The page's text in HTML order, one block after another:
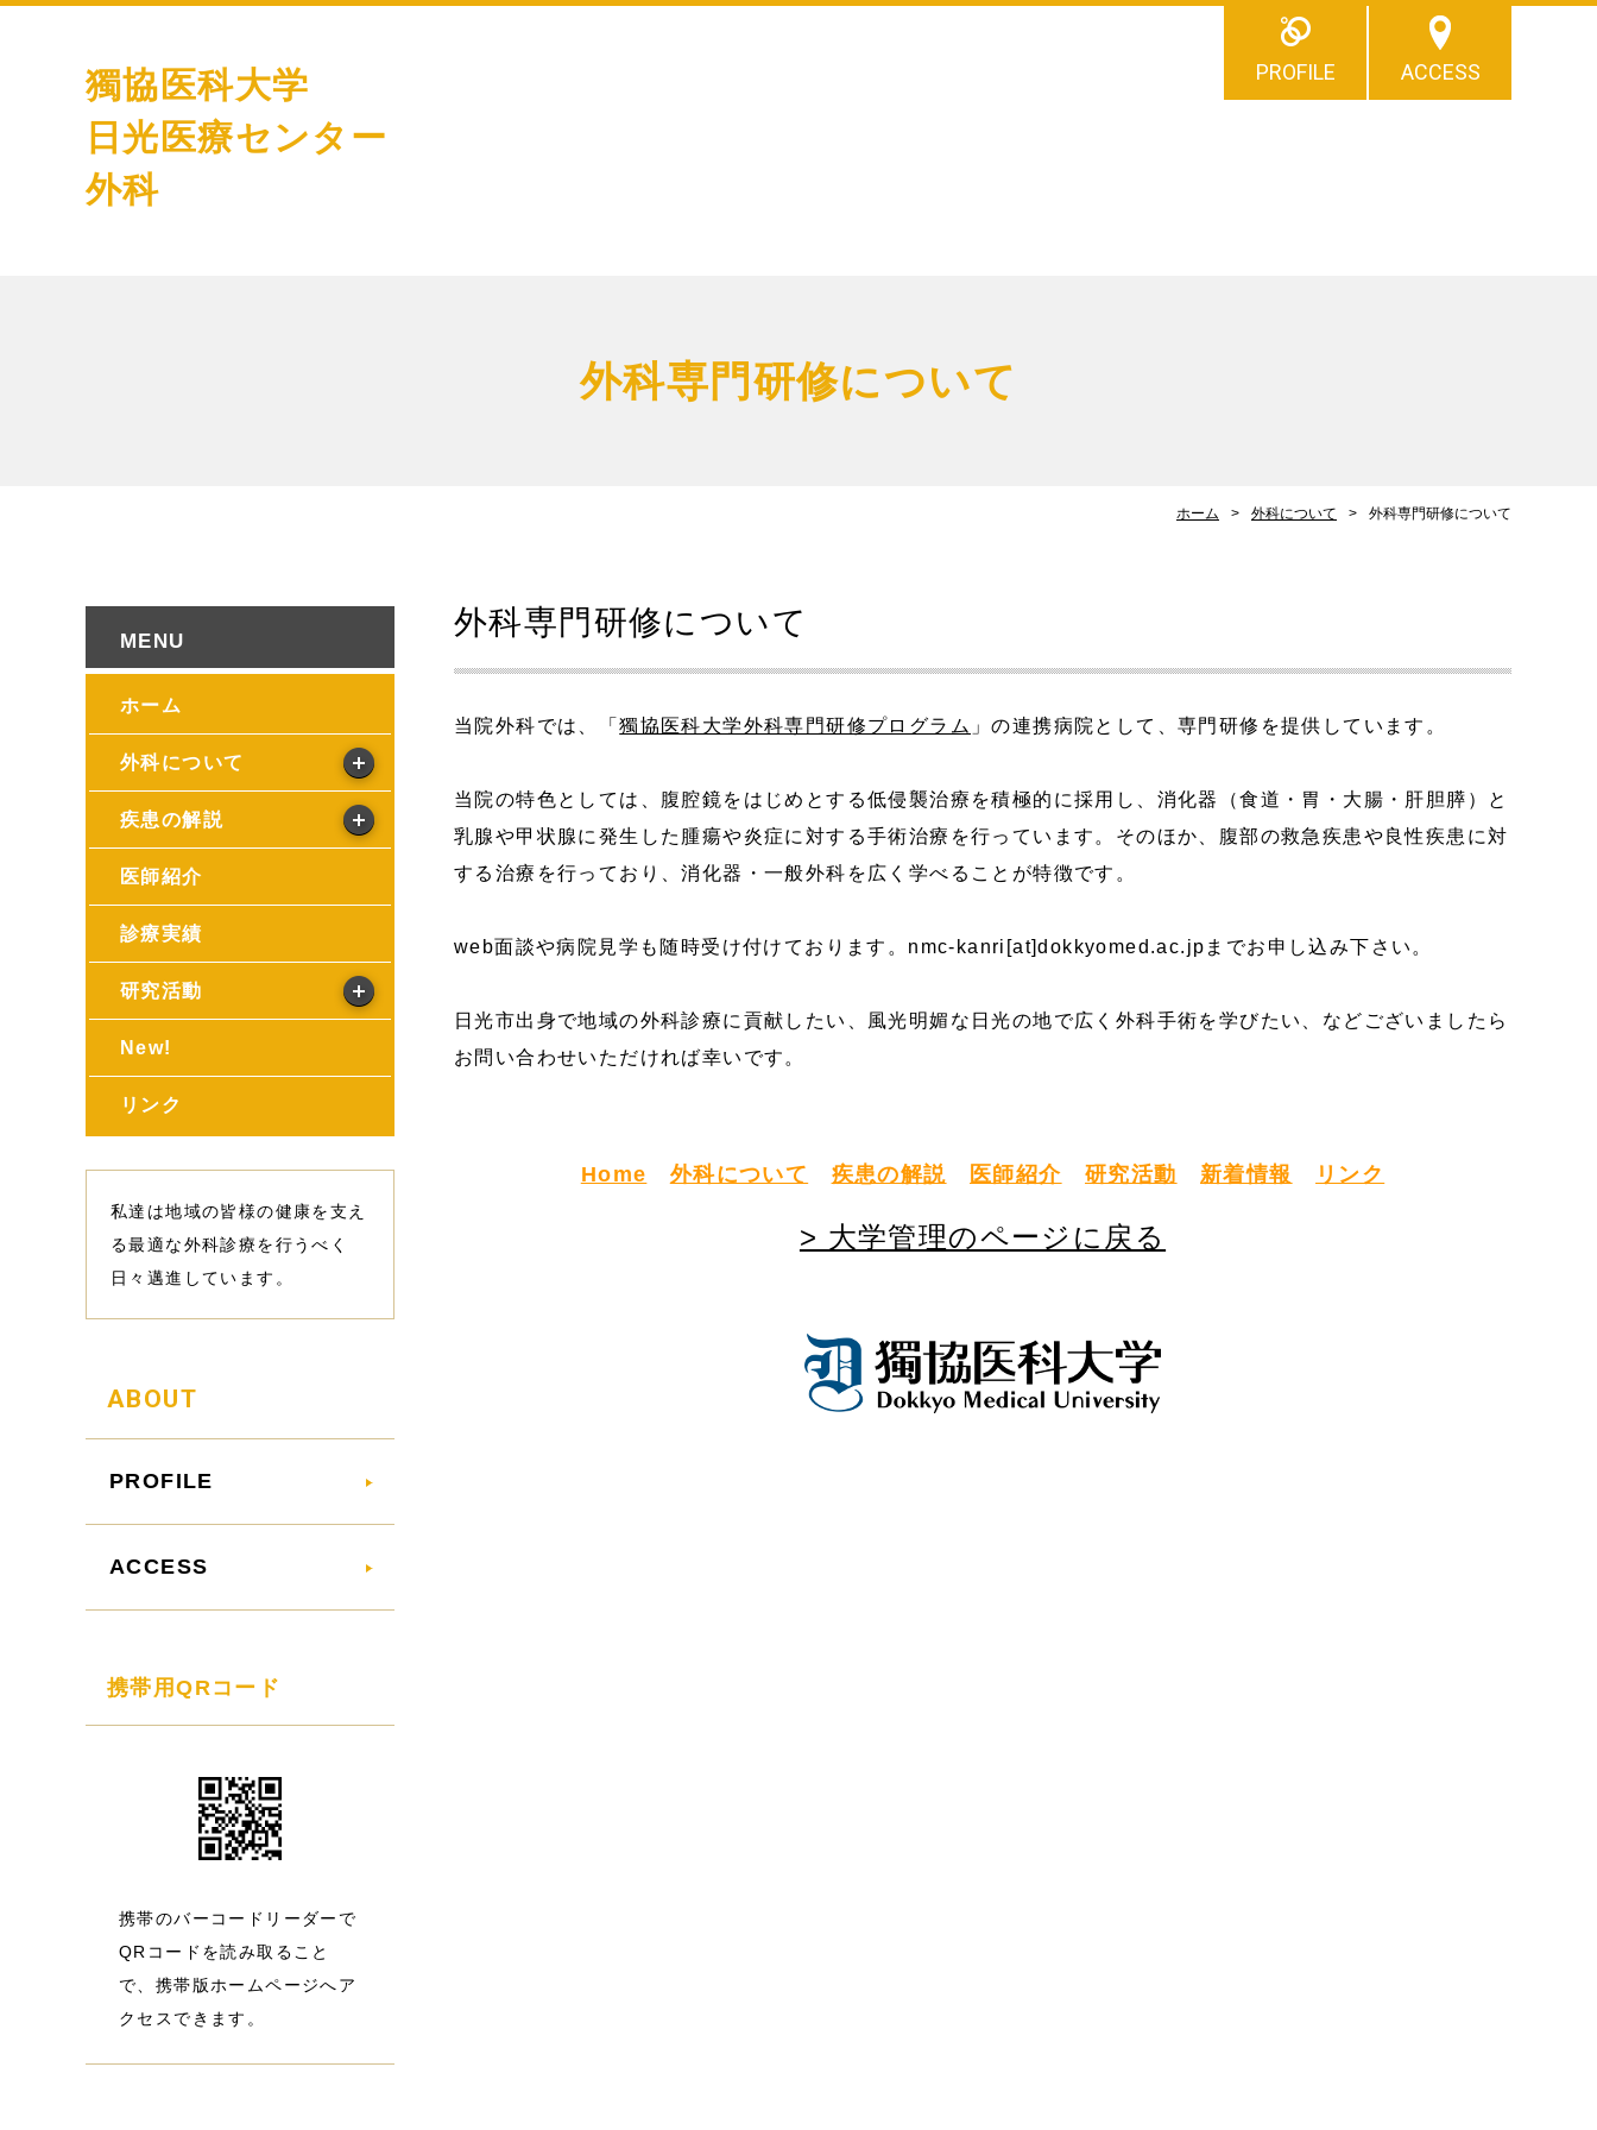
獨協医科大学
日光医療センター
外科
PROFILE ACCESS
外科専門研修について
ホーム 外科について 外科専門研修について
外科専門研修について
当院外科では、「獨協医科大学外科専門研修プログラム 」の連携病院として、専門研修を提供しています。
当院の特色としては、腹腔鏡をはじめとする低侵襲治療を積極的に採用し、消化器（食道・胃・大腸・肝胆膵）と
乳腺や甲状腺に発生した腫瘍や炎症に対する手術治療を行っています。そのほか、腹部の救急疾患や良性疾患に対
する治療を行っており、消化器・一般外科を広く学べることが特徴です。
web面談や病院見学も随時受け付けております。nmc-kanri[at]dokkyomed.ac.jpまでお申し込み下さい。
日光市出身で地域の外科診療に貢献したい、風光明媚な日光の地で広く外科手術を学びたい、などございましたら
お問い合わせいただければ幸いです。
Home 外科について 疾患の解説 医師紹介 研究活動 新着情報 リンク
> 大学管理のページに戻る
ホーム
外科について
疾患の解説
医師紹介
診療実績
研究活動
New!
リンク
私達は地域の皆様の健康を支え
る最適な外科診療を行うべく
日々邁進しています。
ABOUT
PROFILE
ACCESS
携帯用QRコード
携帯のバーコードリーダーで
QRコードを読み取ること
で、携帯版ホームページへア
クセスできます。